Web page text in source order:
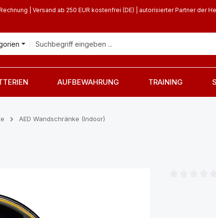
| Versand ab 250 EUR kostenfrei (DE) | autorisierter Partner der
AUFBEWAHRUNG TRAINING
AED Wandschränke (Indoor)